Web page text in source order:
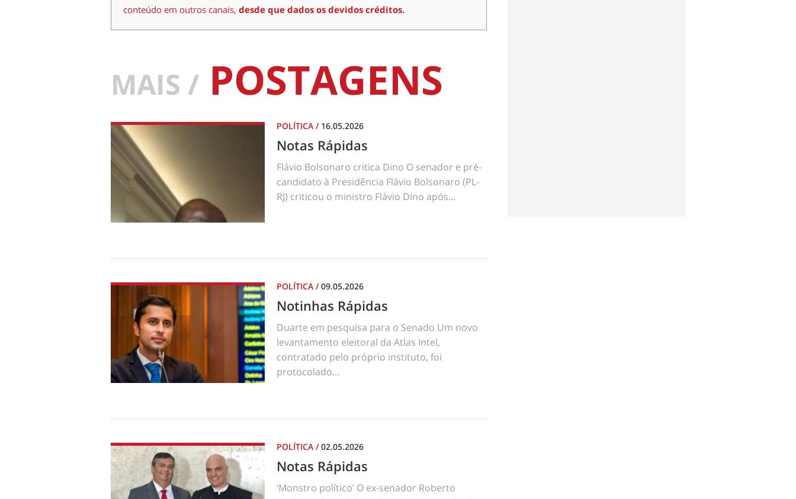
conteúdo em outros canais, desde que dados os devidos créditos.
MAIS / POSTAGENS
POLÍTICA / 16.05.2026
Notas Rápidas
Flávio Bolsonaro critica Dino O senador e pré-
candidato à Presidência Flávio Bolsonaro (PL-
RJ) criticou o ministro Flávio Dino após...
POLÍTICA /09.05.2026
Notinhas Rápidas
Duarte em pesquisa para o Senado Um novo
levantamento eleitoral da Atlas Intel,
contratado pelo próprio instituto, foi
protocolado...
POLÍTICA /02.05.2026
Notas Rápidas
‘Monstro político’ O ex-senador Roberto